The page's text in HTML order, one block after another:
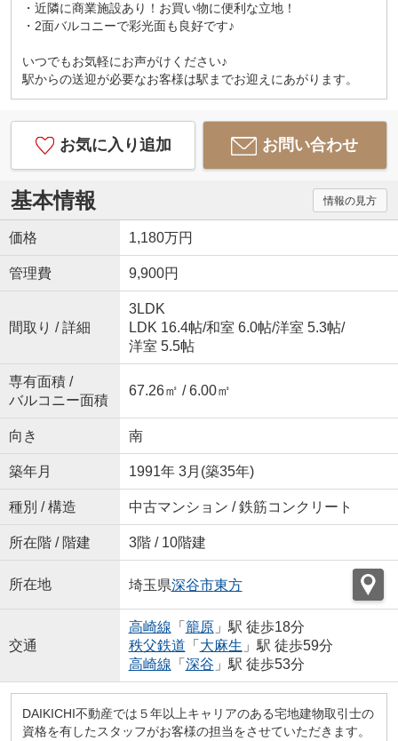
・近隣に商業施設あり！お買い物に便利な立地！
・2面バルコニーで彩光面も良好です♪
いつでもお気軽にお声がけください♪
駅からの送迎が必要なお客様は駅までお迎えにあがります。
お気に入り追加 お問い合わせ
基本情報 情報の見方
価格 1,180万円
管理費 9,900円
間取り / 詳細
3LDK
LDK 16.4帖/和室 6.0帖/洋室 5.3帖/
洋室 5.5帖
専有面積 /
バルコニー面積
67.26㎡ / 6.00㎡
向き 南
築年月 1991年 3月(築35年)
種別 / 構造 中古マンション / 鉄筋コンクリート
所在階 / 階建 3階 / 10階建
所在地 埼玉県深谷市東方
交通
高崎線 「 籠原」駅 徒歩18分
秩父鉄道 「 大麻生 」駅 徒歩59分
高崎線 「 深谷 」駅 徒歩53分
DAIKICHI不動産では５年以上キャリアのある宅地建物取引士の
資格を有したスタッフがお客様の担当をさせていただきます。